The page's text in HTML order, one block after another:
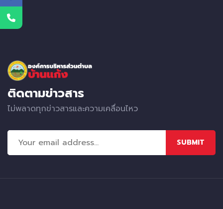
ติดตามข่าวสาร
ไม่พลาดทุกข่าวสารและความเคลื่อนไหว
SUBMIT